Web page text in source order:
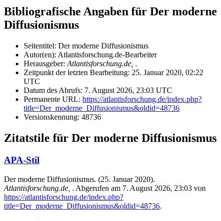
Bibliografische Angaben für Der moderne
Diffusionismus
Seitentitel: Der moderne Diffusionismus
Autor(en): Atlantisforschung.de-Bearbeiter
Herausgeber: Atlantisforschung.de, .
Zeitpunkt der letzten Bearbeitung: 25. Januar 2020, 02:22
UTC
Datum des Abrufs: 7. August 2026, 23:03 UTC
Permanente URL: https://atlantisforschung.de/index.php?
title=Der_moderne_Diffusionismus&oldid=48736
Versionskennung: 48736
Zitatstile für Der moderne Diffusionismus
APA-Stil
Der moderne Diffusionismus. (25. Januar 2020).
Atlantisforschung.de, . Abgerufen am 7. August 2026, 23:03 von
https://atlantisforschung.de/index.php?
title=Der_moderne_Diffusionismus&oldid=48736.